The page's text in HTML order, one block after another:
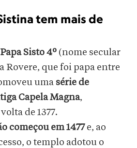
tem mais de
Papa Sisto 4º (nome secular
Rovere, que foi papa entre
uma série de
Capela Magna,
de 1377.
começou em 1477e, ao
o templo adotou o